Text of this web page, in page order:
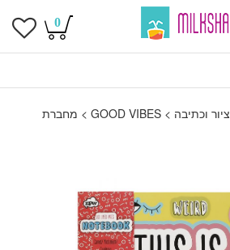
0
ציור וכתיבה >
GOOD VIBES
> מחברת